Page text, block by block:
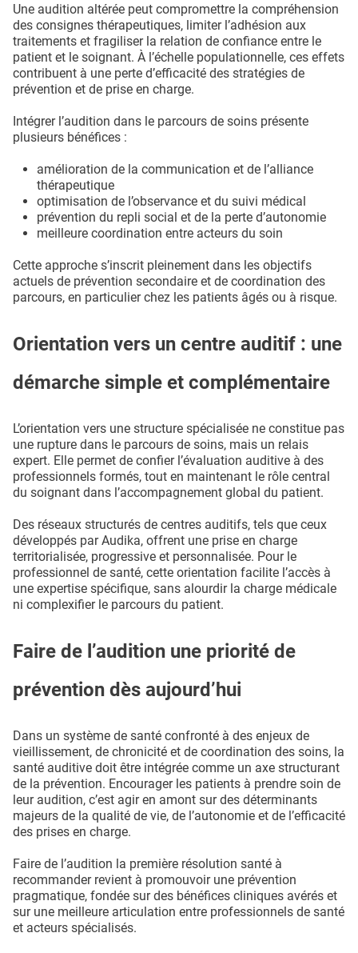
Une audition altérée peut compromettre la compréhension
des consignes thérapeutiques, limiter l’adhésion aux
traitements et fragiliser la relation de confiance entre le
patient et le soignant. À l’échelle populationnelle, ces effets
contribuent à une perte d’efficacité des stratégies de
prévention et de prise en charge.
Intégrer l’audition dans le parcours de soins présente
plusieurs bénéfices :
amélioration de la communication et de l’alliance
thérapeutique
optimisation de l’observance et du suivi médical
prévention du repli social et de la perte d’autonomie
meilleure coordination entre acteurs du soin
Cette approche s’inscrit pleinement dans les objectifs
actuels de prévention secondaire et de coordination des
parcours, en particulier chez les patients âgés ou à risque.
Orientation vers un centre auditif : une
démarche simple et complémentaire
L’orientation vers une structure spécialisée ne constitue pas
une rupture dans le parcours de soins, mais un relais
expert. Elle permet de confier l’évaluation auditive à des
professionnels formés, tout en maintenant le rôle central
du soignant dans l’accompagnement global du patient.
Des réseaux structurés de centres auditifs, tels que ceux
développés par Audika, offrent une prise en charge
territorialisée, progressive et personnalisée. Pour le
professionnel de santé, cette orientation facilite l’accès à
une expertise spécifique, sans alourdir la charge médicale
ni complexifier le parcours du patient.
Faire de l’audition une priorité de
prévention dès aujourd’hui
Dans un système de santé confronté à des enjeux de
vieillissement, de chronicité et de coordination des soins, la
santé auditive doit être intégrée comme un axe structurant
de la prévention. Encourager les patients à prendre soin de
leur audition, c’est agir en amont sur des déterminants
majeurs de la qualité de vie, de l’autonomie et de l’efficacité
des prises en charge.
Faire de l’audition la première résolution santé à
recommander revient à promouvoir une prévention
pragmatique, fondée sur des bénéfices cliniques avérés et
sur une meilleure articulation entre professionnels de santé
et acteurs spécialisés.